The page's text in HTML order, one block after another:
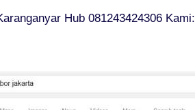
Hub 081243424306 Kami: